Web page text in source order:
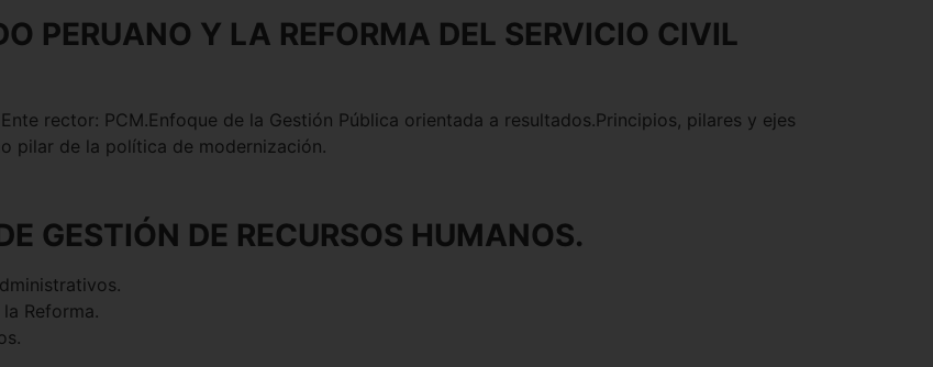
PERUANO Y LA REFORMA DEL SERVICIO CIVIL
rector: PCM.Enfoque de la Gestión Pública orientada a resultados.Principios, pilares y ejes
pilar de la política de modernización.
GESTIÓN DE RECURSOS HUMANOS.
Reforma.